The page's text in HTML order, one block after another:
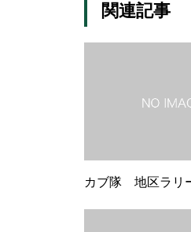
関連記事
カブ隊 地区ラリ